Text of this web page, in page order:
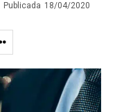
Publicada 18/04/2020